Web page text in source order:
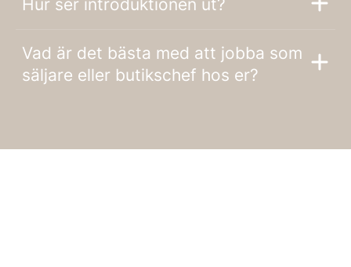
Hur ser introduktionen ut?
Vad är det bästa med att jobba som
säljare eller butikschef hos er?